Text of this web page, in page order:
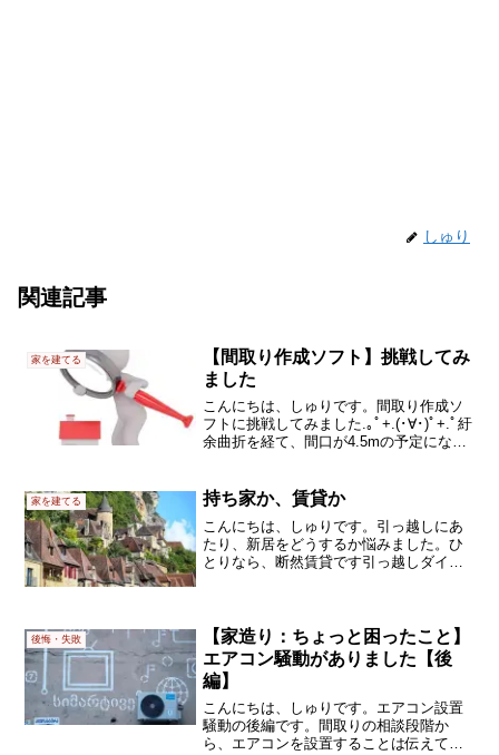
しゅり
関連記事
家を建てる
【間取り作成ソフト】挑戦してみ
ました
こんにちは、しゅりです。間取り作成ソ
フトに挑戦してみました.｡ﾟ+.(･∀･)ﾟ+.ﾟ紆
余曲折を経て、間口が4.5mの予定になっ
の短さ・狭さがネックになります。狭小
住宅...
家を建てる 持ち家か、賃貸か
こんにちは、しゅりです。引っ越しにあ
たり、新居をどうするか悩みました。ひ
とりなら、断然賃貸です引っ越しダイス
れ自体に興味があり、事情が...
後悔・失敗
【家造り：ちょっと困ったこと】
エアコン騒動がありました【後
編】
こんにちは、しゅりです。エアコン設置
騒動の後編です。間取りの相談段階か
ら、エアコンを設置することは伝えてい